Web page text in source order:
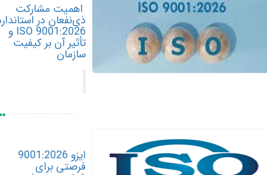
اهمیت مشارکت
ذی‌نفعان در استاندارد
ISO 9001:2026 و
تأثیر آن بر کیفیت
سازمان
ایزو 9001:2026
فرصتی برای